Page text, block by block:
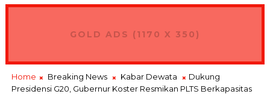
GOLD ADS (1170 X 350)
Home Breaking News Kabar Dewata
Dukung
Presidensi G20, Gubernur Koster Resmikan PLTS Berkapasitas